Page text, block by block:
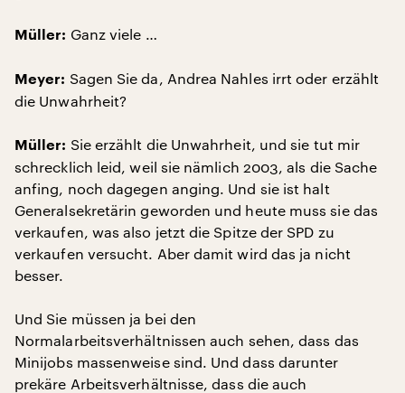
Müller: Ganz viele …
Meyer: Sagen Sie da, Andrea Nahles irrt oder erzählt
die Unwahrheit?
Müller: Sie erzählt die Unwahrheit, und sie tut mir
schrecklich leid, weil sie nämlich 2003, als die Sache
anfing, noch dagegen anging. Und sie ist halt
Generalsekretärin geworden und heute muss sie das
verkaufen, was also jetzt die Spitze der SPD zu
verkaufen versucht. Aber damit wird das ja nicht
besser.
Und Sie müssen ja bei den
Normalarbeitsverhältnissen auch sehen, dass das
Minijobs massenweise sind. Und dass darunter
prekäre Arbeitsverhältnisse, dass die auch